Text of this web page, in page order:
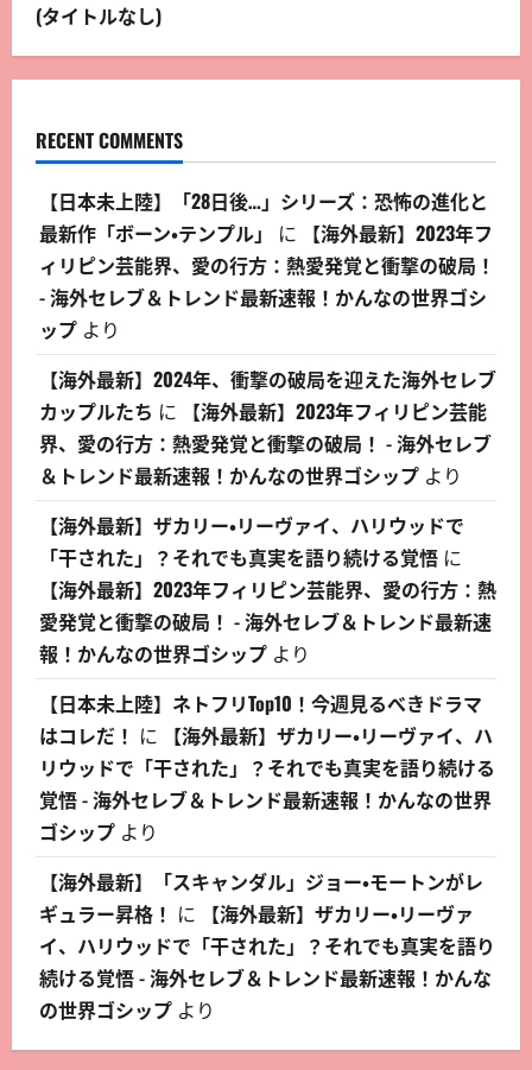
(タイトルなし)
RECENT COMMENTS
【日本未上陸】「28日後…」シリーズ：恐怖の進化と
最新作「ボーン・テンプル」
に
【海外最新】2023年フ
ィリピン芸能界、愛の行方：熱愛発覚と衝撃の破局！
- 海外セレブ＆トレンド最新速報！かんなの世界ゴシ
ップ より
【海外最新】2024年、衝撃の破局を迎えた海外セレブ
カップルたち に
【海外最新】2023年フィリピン芸能
界、愛の行方：熱愛発覚と衝撃の破局！ - 海外セレブ
＆トレンド最新速報！かんなの世界ゴシップ より
【海外最新】ザカリー・リーヴァイ、ハリウッドで
「干された」？それでも真実を語り続ける覚悟 に
【海外最新】2023年フィリピン芸能界、愛の行方：熱
愛発覚と衝撃の破局！ - 海外セレブ＆トレンド最新速
報！かんなの世界ゴシップ より
【日本未上陸】ネトフリTop10！今週見るべきドラマ
はコレだ！ に
【海外最新】ザカリー・リーヴァイ、ハ
リウッドで「干された」？それでも真実を語り続ける
覚悟 - 海外セレブ＆トレンド最新速報！かんなの世界
ゴシップ より
【海外最新】「スキャンダル」ジョー・モートンがレ
ギュラー昇格！ に
【海外最新】ザカリー・リーヴァ
イ、ハリウッドで「干された」？それでも真実を語り
続ける覚悟 - 海外セレブ＆トレンド最新速報！かんな
の世界ゴシップ より